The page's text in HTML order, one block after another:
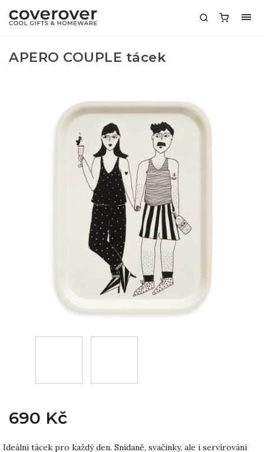
APERO COUPLE tácek
690 Kč
Ideální tácek pro každý den. Snídaně, svačinky, ale i servírování